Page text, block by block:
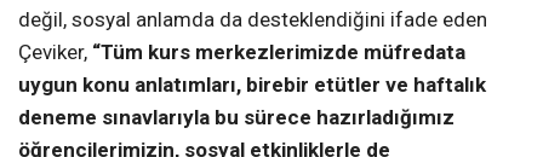
değil, sosyal anlamda da desteklendiğini ifade eden
Çeviker, “Tüm kurs merkezlerimizde müfredata
uygun konu anlatımları, birebir etütler ve haftalık
deneme sınavlarıyla bu sürece hazırladığımız
öğrencilerimizin, sosyal etkinliklerle de